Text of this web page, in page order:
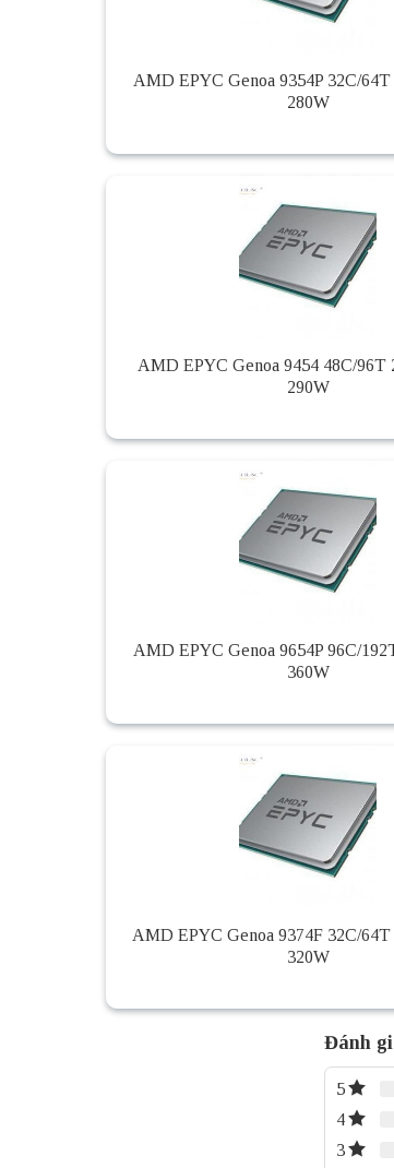
AMD EPYC Genoa 9354P 32C/
280W
AMD EPYC Genoa 9454 48C/96T
290W
AMD EPYC Genoa 9654P 96C/
360W
AMD EPYC Genoa 9374F 32C/
320W
Đánh
5
4
3